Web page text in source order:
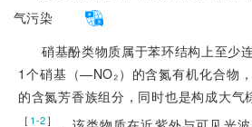
气污染
硝基酚类物质属于苯环结构上至少
1个硝基（—NO₂）的含氮有机化合物
的含氮芳香族组分，同时也是构成大气
［ 1-2］